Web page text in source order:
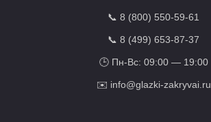
📞 8 (800) 550-59-61
📞 8 (499) 653-87-37
🕒 Пн-Вс: 09:00 — 19:00
✉️ info@glazki-zakryvai.ru